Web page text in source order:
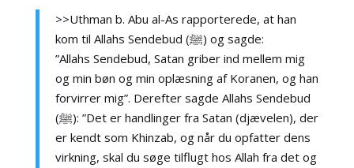
>>Uthman b. Abu al-As rapporterede, at han
kom til Allahs Sendebud (ﷺ) og sagde:
”Allahs Sendebud, Satan griber ind mellem mig
og min bøn og min oplæsning af Koranen, og han
forvirrer mig”. Derefter sagde Allahs Sendebud
(ﷺ): ”Det er handlinger fra Satan (djævelen), der
er kendt som Khinzab, og når du opfatter dens
virkning, skal du søge tilflugt hos Allah fra det og